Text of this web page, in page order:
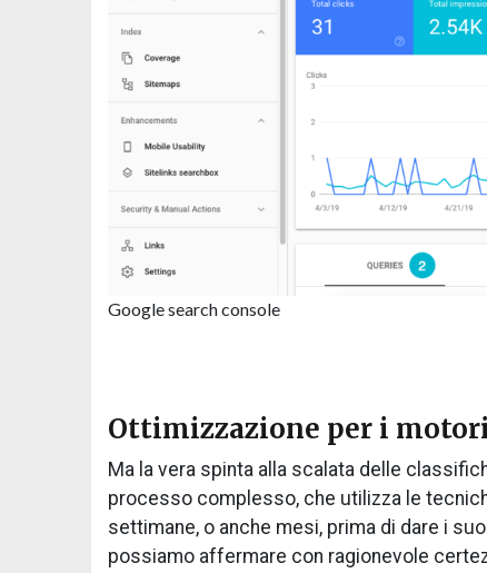
Google search console
Ottimizzazione per i
Ma la vera spinta alla scalata delle
processo complesso, che utilizza le
settimane, o anche mesi, prima di dare i
possiamo affermare con ragionevole